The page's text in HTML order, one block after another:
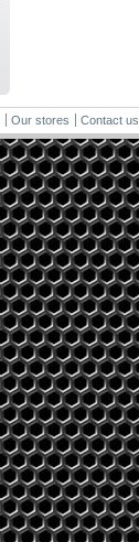
Our stores Contact us